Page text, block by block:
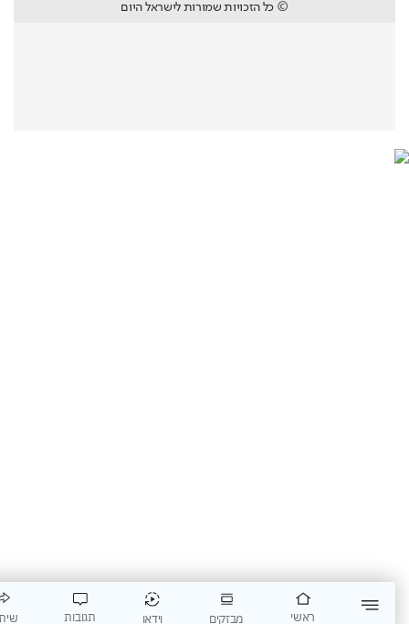
ראשי מבזקים וידאו תגובות שיתוף
© כל הזכויות שמורות לישראל היום